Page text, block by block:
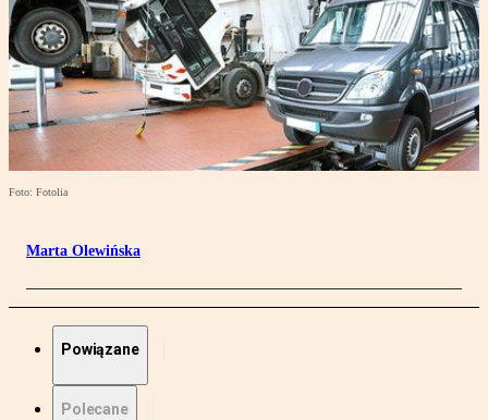
Foto: Fotolia
Marta Olewińska
Powiązane
Polecane